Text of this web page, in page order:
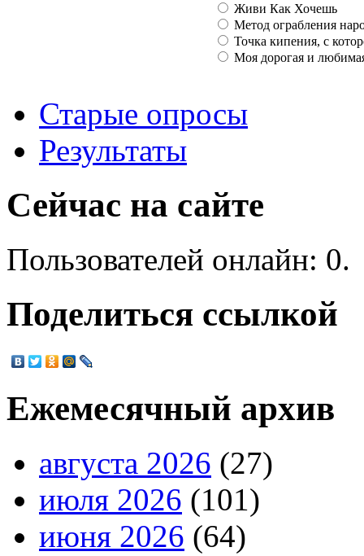
Живи Как Хочешь
Метод ограбления
Точка кипения, с
Моя дорогая и
Старые опросы
Результаты
Сейчас на сайте
Пользователей онлайн: 0.
Поделиться ссылкой
Ежемесячный архив
августа 2026 (27)
июля 2026 (101)
июня 2026 (64)